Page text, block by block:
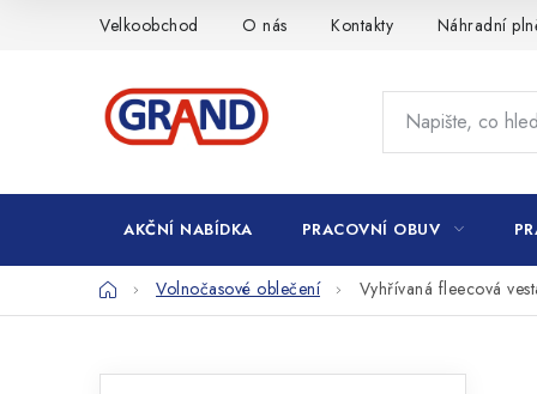
Velkoobchod O nás Kontakty Náhradní
AKČNÍ NABÍDKA PRACOVNÍ OBUV
DomůVolnočasové oblečení Vyhřívaná fleecová